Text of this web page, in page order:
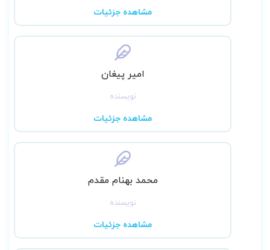
مشاهده جزئیات
امیر پیغان
نویسنده
مشاهده جزئیات
محمد بهنام مقدم
نویسنده
مشاهده جزئیات